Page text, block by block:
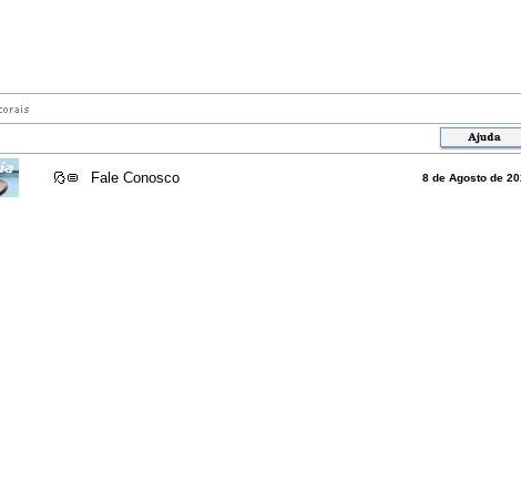
Fale Conosco 8 de Agosto de